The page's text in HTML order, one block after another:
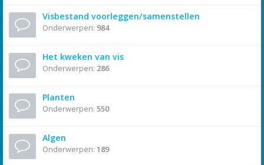
Visbestand voorleggen/samenstellen
Onderwerpen: 984
Het kweken van vis
Onderwerpen: 286
Planten
Onderwerpen: 550
Algen
Onderwerpen: 189